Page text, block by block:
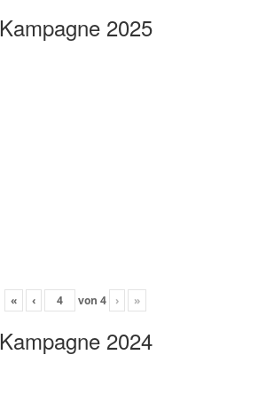
Kampagne 2025
« ‹ von 4 › »
Kampagne 2024